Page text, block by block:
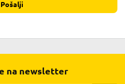
Pošalji
na newsletter